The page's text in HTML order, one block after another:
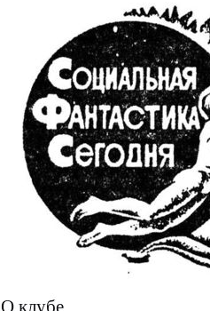
О клубе